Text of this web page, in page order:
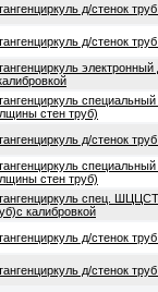
д/стенок
д/стенок
стен труб)
д/стенок
стен труб)
спец.
калибровкой
д/стенок
д/стенок